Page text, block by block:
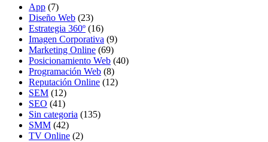
App (7)
Diseño Web (23)
Estrategia 360º (16)
Imagen Corporativa (9)
Marketing Online (69)
Posicionamiento Web (40)
Programación Web (8)
Reputación Online (12)
SEM (12)
SEO (41)
Sin categoria (135)
SMM (42)
TV Online (2)